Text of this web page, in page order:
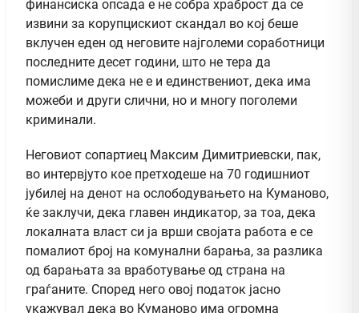
финансиска опсада е не собра храброст да се
извини за корупцискиот скандал во кој беше
вклучен еден од неговите најголеми соработници
последните десет години, што не тера да
помислиме дека не е и единствениот, дека има
можеби и други слични, но и многу поголеми
криминали.
Неговиот сопартиец Максим Димитриевски, пак,
во интервјуто кое претходеше на 70 годишниот
јубилеј на денот на ослободувањето на Куманово,
ќе заклучи, дека главен индикатор, за тоа, дека
локалната власт си ја врши својата работа е се
помалиот број на комунални барања, за разлика
од барањата за вработување од страна на
граѓаните. Според него овој податок јасно
укажувал дека во Куманово има огромна